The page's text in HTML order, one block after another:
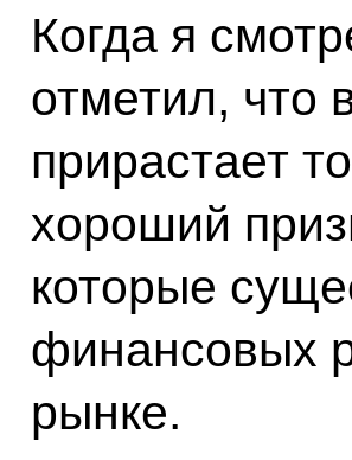
Когда я
отметил, что
прирастает
хороший
которые
финансовых
рынке.